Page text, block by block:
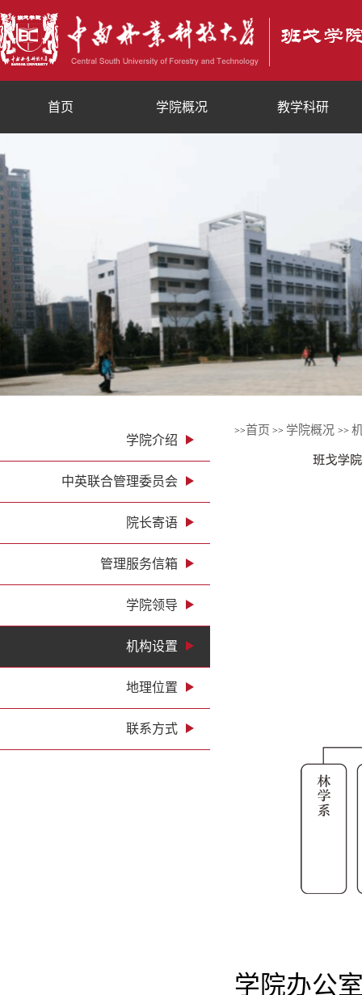
首页 学院概况 教学科研
学院介绍
中英联合管理委员会
院长寄语
管理服务信箱
学院领导
机构设置
地理位置
联系方式
>>首页 >> 学院概况 >>
学院办公